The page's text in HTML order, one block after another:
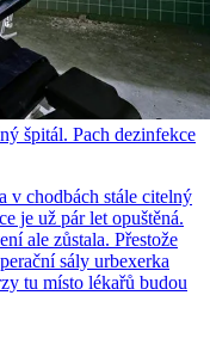
špitál. Pach dezinfekce
v chodbách stále citelný
je už pár let opuštěná.
ale zůstala. Přestože
sály urbexerka
tu místo lékařů budou